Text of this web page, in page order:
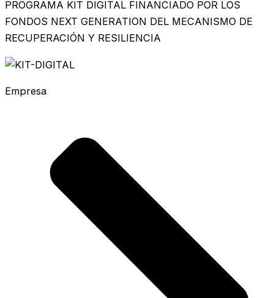
PROGRAMA KIT DIGITAL FINANCIADO POR LOS
FONDOS NEXT GENERATION DEL MECANISMO DE
RECUPERACIÓN Y RESILIENCIA
Empresa